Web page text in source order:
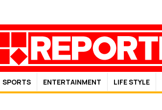
SPORTS ENTERTAINMENT LIFE STYLE